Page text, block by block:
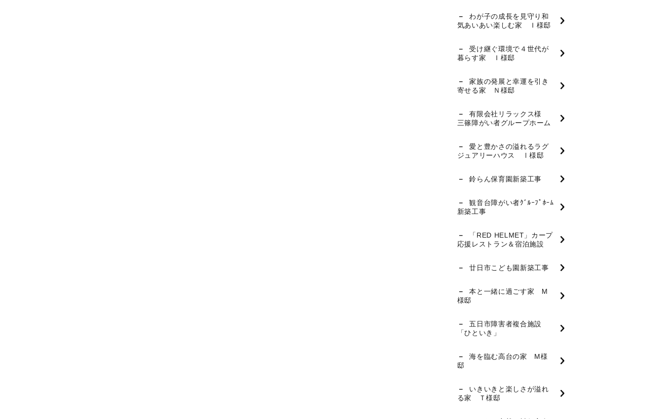
わが子の成長を見守り和
気あいあい楽しむ家 Ｉ様邸
受け継ぐ環境で４世代が
暮らす家 Ｉ様邸
家族の発展と幸運を引き
寄せる家 Ｎ様邸
有限会社リラックス様
三篠障がい者グループホーム
愛と豊かさの溢れるラグ
ジュアリーハウス Ⅰ様邸
鈴らん保育園新築工事
観音台障がい者ｸﾞﾙｰﾌﾟﾎｰﾑ
新築工事
「RED HELMET」カープ
応援レストラン＆宿泊施設
廿日市こども園新築工事
本と一緒に過ごす家 M
様邸
五日市障害者複合施設
「ひといき」
海を臨む高台の家 M様
邸
いきいきと楽しさが溢れ
る家 Ｔ様邸